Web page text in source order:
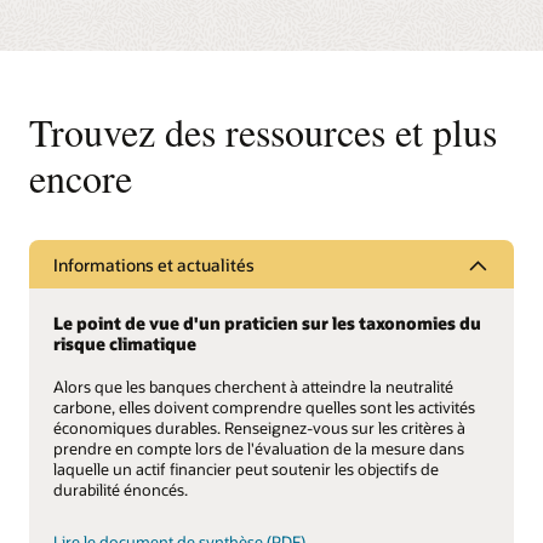
émissions.
climatique dans la prise
de décision globale en
d'entreprise et
Scorecard prédéfini, qui
offre la flexibilité
nécessaire pour ajouter
personnalisés, ainsi que
des modèles de
(PD) et de perte par
défaut (LGD), des cibles
climatiques et des cartes
thermiques.
Securities and
sur la divulgation de la
finance durable (SFDR).
d'intensité et indicateurs
tels que l'empreinte
moyenne pondérée du
économiques,
l'exposition aux actifs
liés au carbone, le score
de qualité des données
PCAF, etc.
Trouvez des ressources et plus
encore
Informations et actualités
Le point de vue d'un praticien sur les taxonomies du
risque climatique
Alors que les banques cherchent à atteindre la neutralité
carbone, elles doivent comprendre quelles sont les activités
économiques durables. Renseignez-vous sur les critères à
prendre en compte lors de l'évaluation de la mesure dans
laquelle un actif financier peut soutenir les objectifs de
durabilité énoncés.